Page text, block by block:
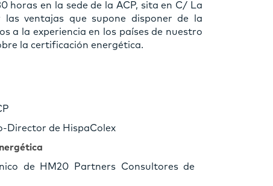
horas en la sede de la ACP, sita en C/ La
ventajas que supone disponer de la
a la experiencia en los países de nuestro
la certificación energética.
Director de HispaColex
de HM20 Partners Consultores de